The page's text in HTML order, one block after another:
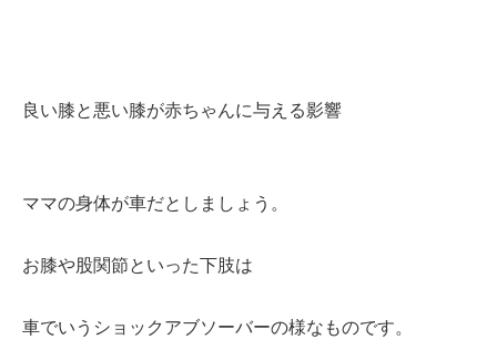
良い膝と悪い膝が赤ちゃんに与える影響
ママの身体が車だとしましょう。
お膝や股関節といった下肢は
車でいうショックアブソーバーの様なものです。